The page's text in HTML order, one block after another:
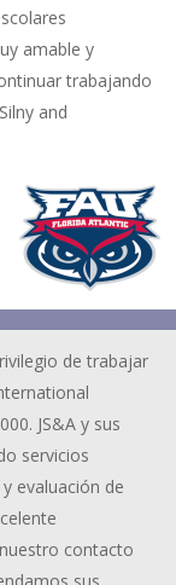
amable y
trabajando
and
de trabajar
JS&A y sus
servicios
evaluación de
contacto